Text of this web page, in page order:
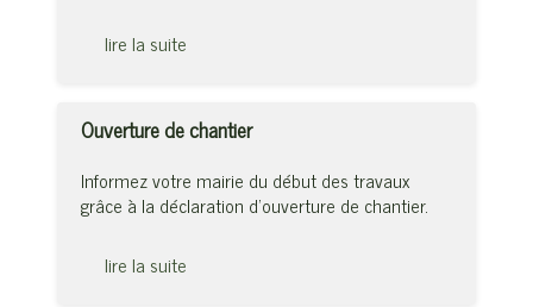
lire la suite
Ouverture de chantier
Informez votre mairie du début des travaux
grâce à la déclaration d’ouverture de chantier.
lire la suite